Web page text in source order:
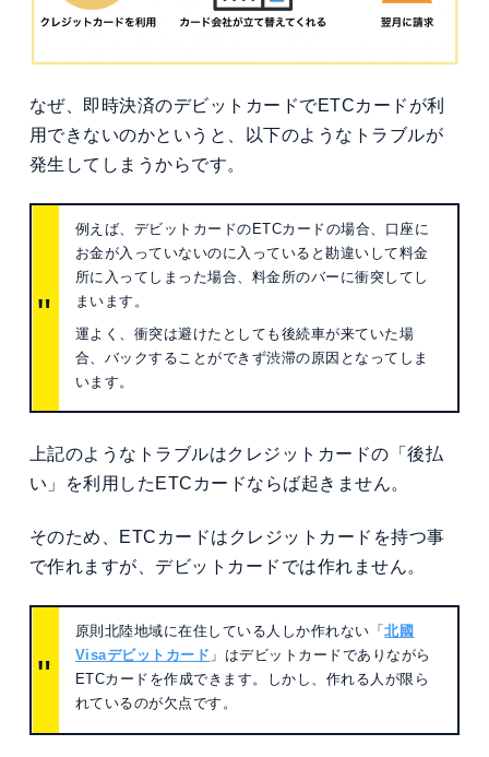
なぜ、即時決済のデビットカードでETCカードが利
用できないのかというと、以下のようなトラブルが
発生してしまうからです。
例えば、デビットカードのETCカードの場合、口座に
お金が入っていないのに入っていると勘違いして料金
所に入ってしまった場合、料金所のバーに衝突してし
まいます。
運よく、衝突は避けたとしても後続車が来ていた場
合、バックすることができず渋滞の原因となってしま
います。
上記のようなトラブルはクレジットカードの「後払
い」を利用したETCカードならば起きません。
そのため、ETCカードはクレジットカードを持つ事
で作れますが、デビットカードでは作れません。
原則北陸地域に在住している人しか作れない「北國
Visaデビットカード 」はデビットカードでありながら
ETCカードを作成できます。しかし、作れる人が限ら
れているのが欠点です。